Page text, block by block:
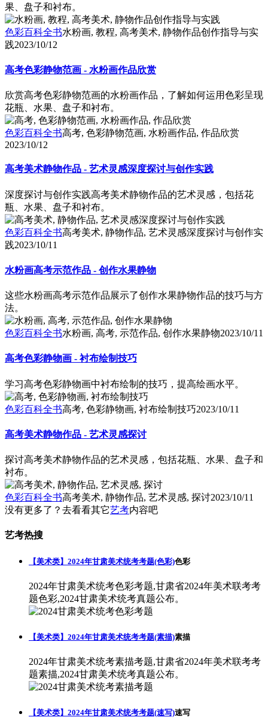
果、盘子和衬布。
色彩百科全书水粉画, 教程, 高考美术, 静物作品创作指导与实
践2023/10/12
高考色彩静物范画 - 水粉画作品欣赏
欣赏高考色彩静物范画的水粉画作品，了解如何运用色彩呈现
花瓶、水果、盘子和衬布。
色彩百科全书高考, 色彩静物范画, 水粉画作品, 作品欣赏
2023/10/12
高考美术静物作品 - 艺术灵感深度探讨与创作实践
深度探讨与创作实践高考美术静物作品的艺术灵感，包括花
瓶、水果、盘子和衬布。
色彩百科全书高考美术, 静物作品, 艺术灵感深度探讨与创作实
践2023/10/11
水粉画高考示范作品 - 创作水果静物
这些水粉画高考示范作品展示了创作水果静物作品的技巧与方
法。
色彩百科全书水粉画, 高考, 示范作品, 创作水果静物2023/10/11
高考色彩静物画 - 衬布绘制技巧
学习高考色彩静物画中衬布绘制的技巧，提高绘画水平。
色彩百科全书高考, 色彩静物画, 衬布绘制技巧2023/10/11
高考美术静物作品 - 艺术灵感探讨
探讨高考美术静物作品的艺术灵感，包括花瓶、水果、盘子和
衬布。
色彩百科全书高考美术, 静物作品, 艺术灵感, 探讨2023/10/11
没有更多了？去看看其它艺考内容吧
艺考热搜
【美术类】2024年甘肃美术统考考题(色彩)色彩
2024年甘肃美术统考色彩考题,甘肃省2024年美术联考考
题色彩,2024甘肃美术统考真题公布。
【美术类】2024年甘肃美术统考考题(素描)素描
2024年甘肃美术统考素描考题,甘肃省2024年美术联考考
题素描,2024甘肃美术统考真题公布。
【美术类】2024年甘肃美术统考考题(速写)速写